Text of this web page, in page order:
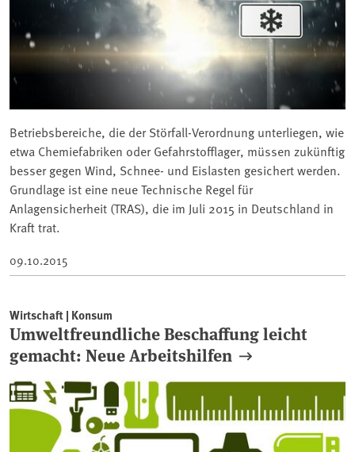
Betriebsbereiche, die der Störfall-Verordnung unterliegen, wie
etwa Chemiefabriken oder Gefahrstofflager, müssen zukünftig
besser gegen Wind, Schnee- und Eislasten gesichert werden.
Grundlage ist eine neue Technische Regel für
Anlagensicherheit (TRAS), die im Juli 2015 in Deutschland in
Kraft trat.
09.10.2015
Wirtschaft | Konsum
Umweltfreundliche Beschaffung leicht
gemacht: Neue Arbeitshilfen